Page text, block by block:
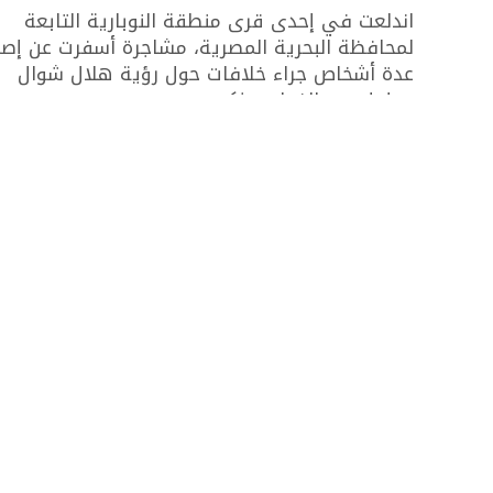
اندلعت في إحدى قرى منطقة النوبارية التابعة
لمحافظة البحرية المصرية، مشاجرة أسفرت عن
عدة أشخاص جراء خلافات حول رؤية هلال شوال
وحلول عيد الفطر. وذكرت...